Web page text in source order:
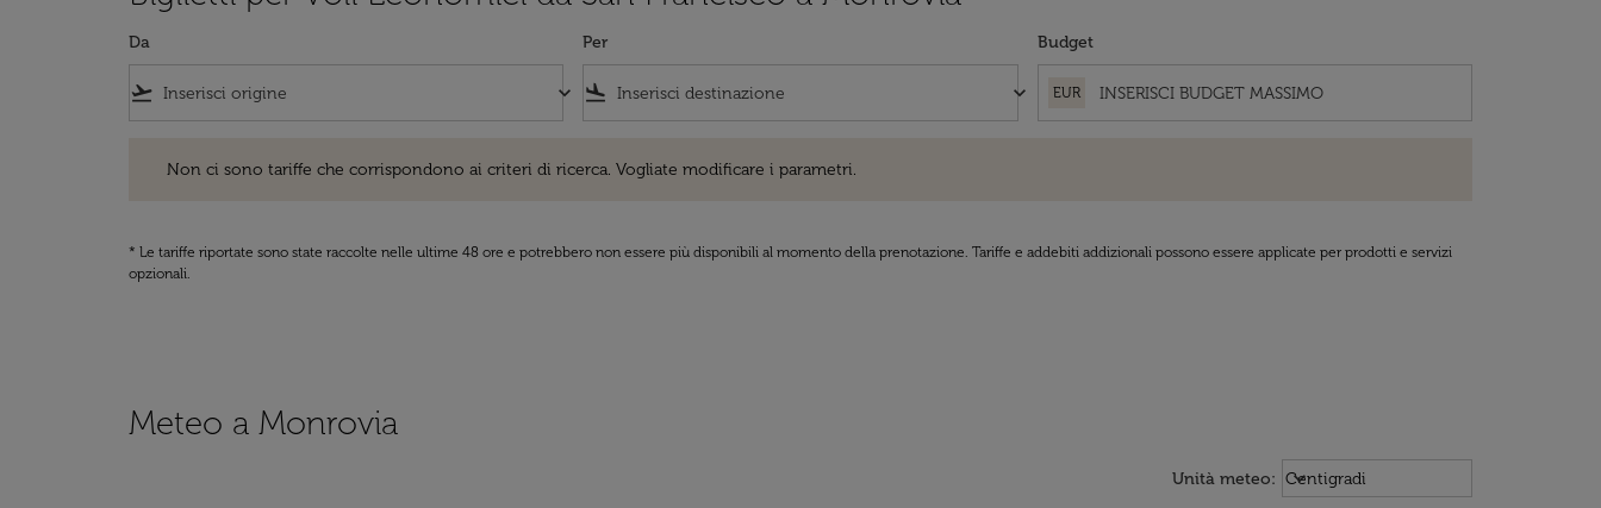
Da
flight_takeoff keyboard_arrow_down
Per
flight_land keyboard_arrow_down
Budget
EUR
Non ci sono tariffe che corrispondono ai criteri di ricerca. Vogliate modificare i parametri.
* Le tariffe riportate sono state raccolte nelle ultime 48 ore e potrebbero non essere più disponibili al momento della prenotazione. Tariffe e addebiti addizionali possono essere applicate per prodotti e servizi
opzionali.
Meteo a Monrovia
Unità meteo: Weather unit option Centigradi
Centigradi
keyboard_arrow_down